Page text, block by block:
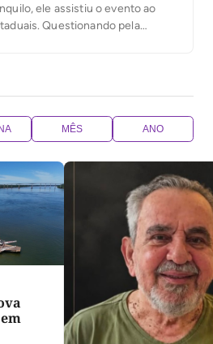
ele assistiu o evento ao
Questionando pela
2024 em Porto Nacional, mas
MÊS ANO